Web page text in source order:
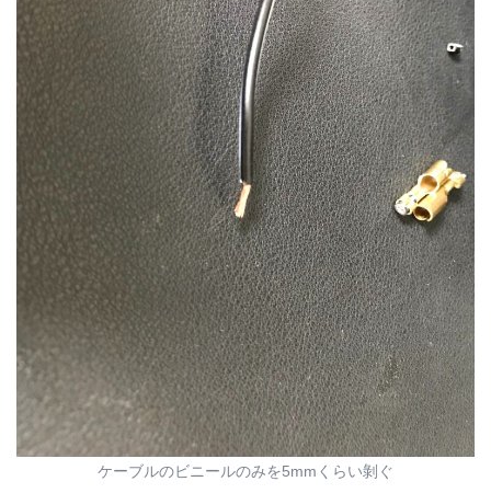
ケーブルのビニールのみを5mmくらい剝ぐ